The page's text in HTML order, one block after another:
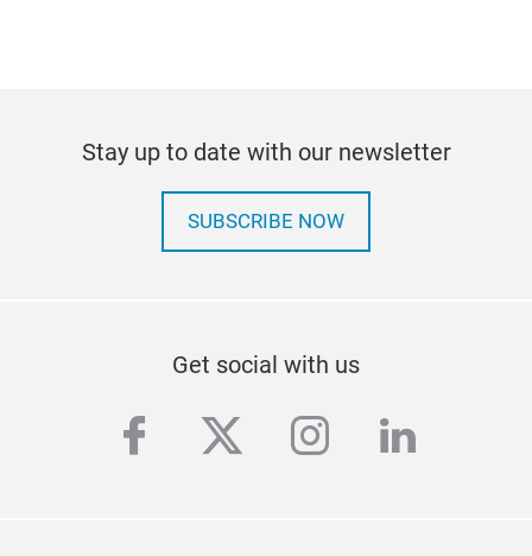
Stay up to date with our newsletter
SUBSCRIBE NOW
Get social with us
facebook
twitterinstagram